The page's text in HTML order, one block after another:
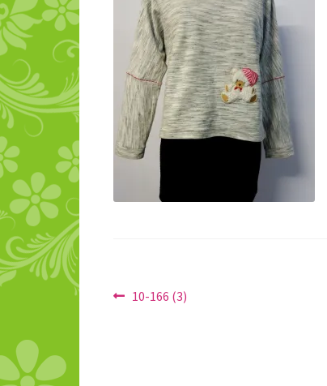
Navigace
Předchozí
10-166 (3)